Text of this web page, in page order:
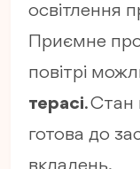
освітлення
Приємне
повітрі
терасі. Стан
готова до